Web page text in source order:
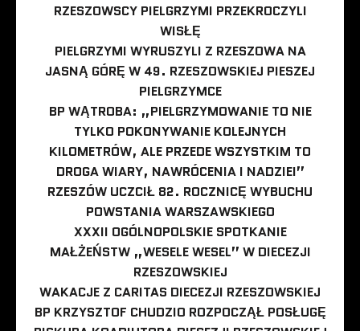
RZESZOWSCY PIELGRZYMI PRZEKROCZYLI
WISŁĘ
PIELGRZYMI WYRUSZYLI Z RZESZOWA NA
JASNĄ GÓRĘ W 49. RZESZOWSKIEJ PIESZEJ
PIELGRZYMCE
BP WĄTROBA: „PIELGRZYMOWANIE TO NIE
TYLKO POKONYWANIE KOLEJNYCH
KILOMETRÓW, ALE PRZEDE WSZYSTKIM TO
DROGA WIARY, NAWRÓCENIA I NADZIEI”
RZESZÓW UCZCIŁ 82. ROCZNICĘ WYBUCHU
POWSTANIA WARSZAWSKIEGO
XXXII OGÓLNOPOLSKIE SPOTKANIE
MAŁŻEŃSTW „WESELE WESEL” W DIECEZJI
RZESZOWSKIEJ
WAKACJE Z CARITAS DIECEZJI RZESZOWSKIEJ
BP KRZYSZTOF CHUDZIO ROZPOCZĄŁ POSŁUGĘ